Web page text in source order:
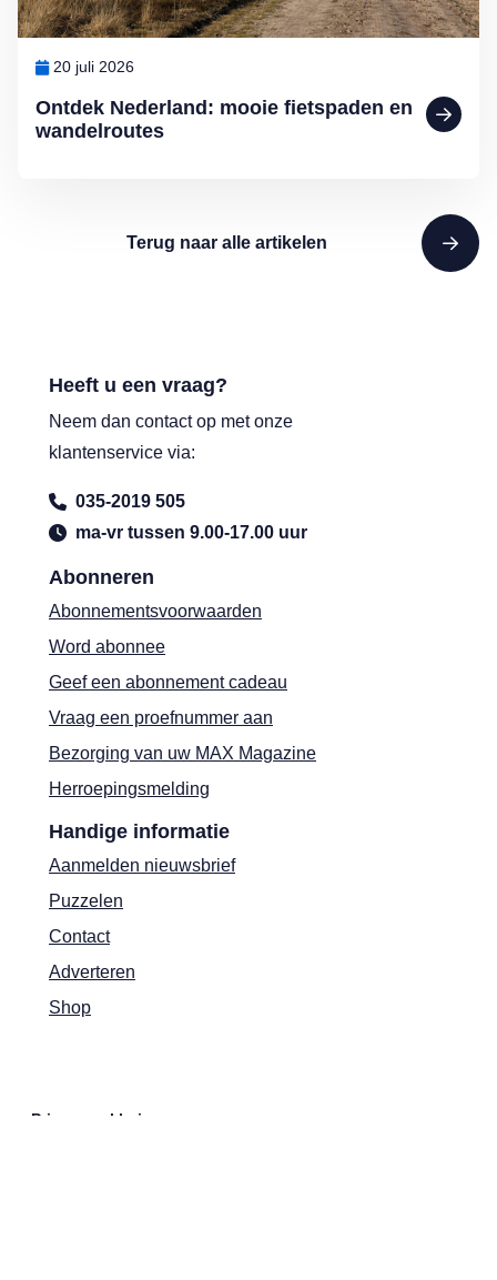
Ontdek Nederland: mooie fietspaden en
wandelroutes
20 juli 2026
Terug naar alle artikelen
Abonneren
Abonnementsvoorwaarden
Word abonnee
Geef een abonnement cadeau
Vraag een proefnummer aan
Bezorging van uw MAX Magazine
Herroepingsmelding
Handige informatie
Aanmelden nieuwsbrief
Puzzelen
Contact
Adverteren
Shop
Heeft u een vraag?
Neem dan contact op met onze
klantenservice via:
035-2019 505
ma-vr tussen 9.00-17.00 uur
Privacyverklaring